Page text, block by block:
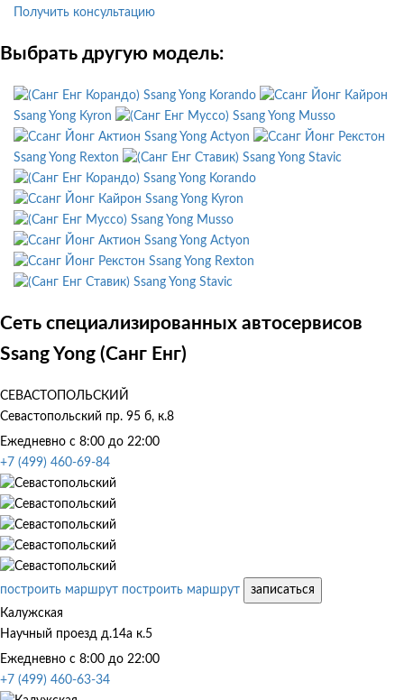
Получить консультацию
Выбрать другую модель:
Ssang Yong Korando
Ssang Yong Kyron
Ssang Yong Musso
Ssang Yong Actyon
Ssang Yong Rexton
Ssang Yong Stavic
Ssang Yong Korando
Ssang Yong Kyron
Ssang Yong Musso
Ssang Yong Actyon
Ssang Yong Rexton
Ssang Yong Stavic
Сеть специализированных автосервисов
Ssang Yong (Санг Енг)
СЕВАСТОПОЛЬСКИЙ
Севастопольский пр. 95 б, к.8
Ежедневно с 8:00 до 22:00
+7 (499) 460-69-84
построить маршрут построить маршрут
записаться
Калужская
Научный проезд д.14а к.5
Ежедневно с 8:00 до 22:00
+7 (499) 460-63-34